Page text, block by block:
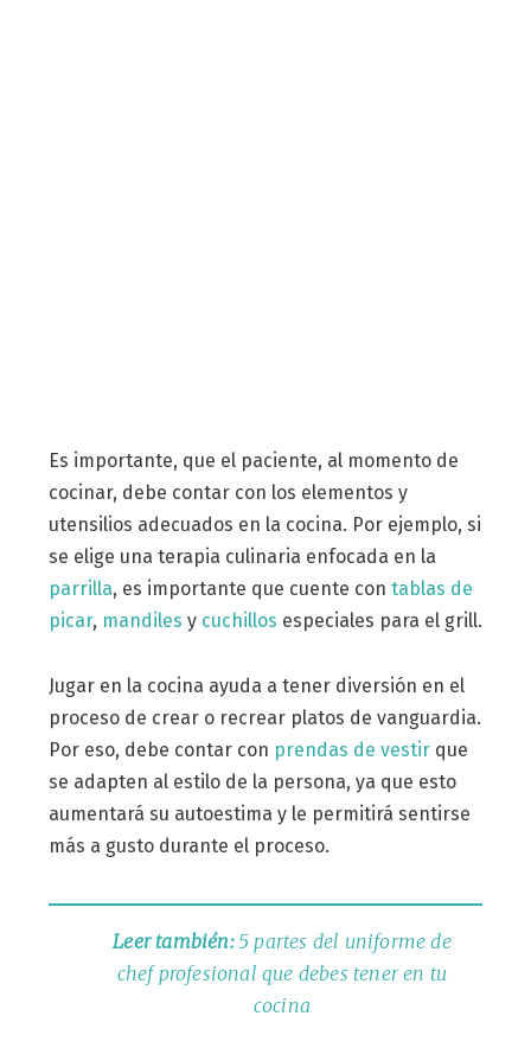
Es importante, que el paciente, al momento de
cocinar, debe contar con los elementos y
utensilios adecuados en la cocina. Por ejemplo, si
se elige una terapia culinaria enfocada en la
parrilla, es importante que cuente con tablas de
picar, mandiles y cuchillos especiales para el grill.
Jugar en la cocina ayuda a tener diversión en el
proceso de crear o recrear platos de vanguardia.
Por eso, debe contar con prendas de vestirque
se adapten al estilo de la persona, ya que esto
aumentará su autoestima y le permitirá sentirse
más a gusto durante el proceso.
Leer también: 5 partes del uniforme de
chef profesional que debes tener en tu
cocina